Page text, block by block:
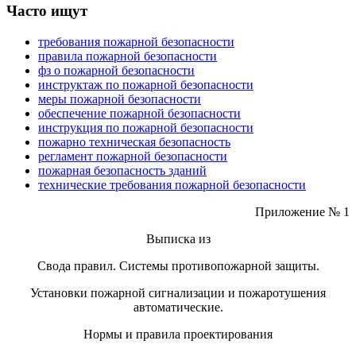
Часто ищут
требования пожарной безопасности
правила пожарной безопасности
фз о пожарной безопасности
инструктаж по пожарной безопасности
меры пожарной безопасности
обеспечение пожарной безопасности
инструкция по пожарной безопасности
пожарно техническая безопасность
регламент пожарной безопасности
пожарная безопасность зданий
технические требования пожарной безопасности
Приложение № 1
Выписка из
Свода правил. Системы противопожарной защиты.
Установки пожарной сигнализации и пожаротушения
автоматические.
Нормы и правила проектирования